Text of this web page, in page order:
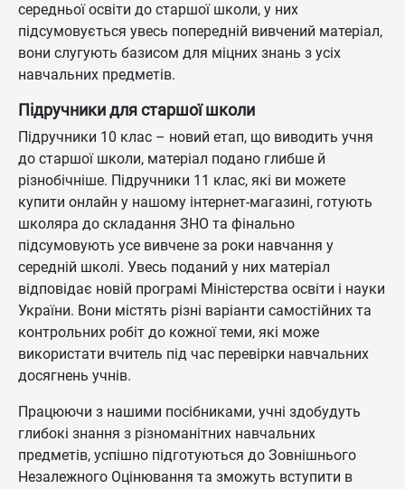
середньої освіти до старшої школи, у них
підсумовується увесь попередній вивчений матеріал,
вони слугують базисом для міцних знань з усіх
навчальних предметів.
Підручники для старшої школи
Підручники 10 клас – новий етап, що виводить учня
до старшої школи, матеріал подано глибше й
різнобічніше. Підручники 11 клас, які ви можете
купити онлайн у нашому інтернет-магазині, готують
школяра до складання ЗНО та фінально
підсумовують усе вивчене за роки навчання у
середній школі. Увесь поданий у них матеріал
відповідає новій програмі Міністерства освіти і науки
України. Вони містять різні варіанти самостійних та
контрольних робіт до кожної теми, які може
використати вчитель під час перевірки навчальних
досягнень учнів.
Працюючи з нашими посібниками, учні здобудуть
глибокі знання з різноманітних навчальних
предметів, успішно підготуються до Зовнішнього
Незалежного Оцінювання та зможуть вступити в